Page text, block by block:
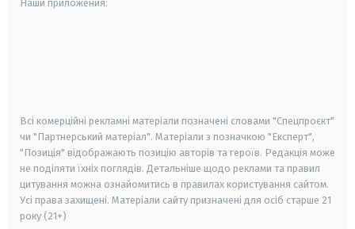
Наши приложения:
Всі комерційні рекламні матеріали позначені словами "Спецпроєкт"
чи "Партнерський матеріал". Матеріали з позначкою "Експерт",
"Позиція" відображають позицію авторів та героїв. Редакція може
не поділяти їхніх поглядів. Детальніше щодо реклами та правил
цитування можна ознайомитись в правилах користування сайтом.
Усі права захищені. Матеріали сайту призначені для осіб старше 21
року (21+)